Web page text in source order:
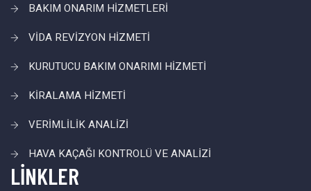
BAKIM ONARIM HİZMETLERİ
VİDA REVİZYON HİZMETİ
KURUTUCU BAKIM ONARIMI HİZMETİ
KİRALAMA HİZMETİ
VERİMLİLİK ANALİZİ
HAVA KAÇAĞI KONTROLÜ VE ANALİZİ
LİNKLER